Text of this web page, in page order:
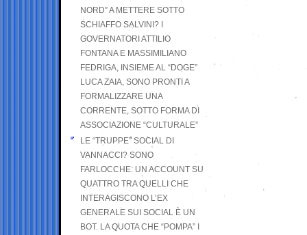
NORD” A METTERE SOTTO
SCHIAFFO SALVINI? I
GOVERNATORI ATTILIO
FONTANA E MASSIMILIANO
FEDRIGA, INSIEME AL “DOGE”
LUCA ZAIA, SONO PRONTI A
FORMALIZZARE UNA
CORRENTE, SOTTO FORMA DI
ASSOCIAZIONE “CULTURALE”
LE “TRUPPE” SOCIAL DI
VANNACCI? SONO
FARLOCCHE: UN ACCOUNT SU
QUATTRO TRA QUELLI CHE
INTERAGISCONO L’EX
GENERALE SUI SOCIAL È UN
BOT. LA QUOTA CHE “POMPA” I